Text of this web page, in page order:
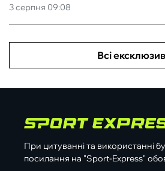
3 серпня 09:08
Всі
При цитуванні та використанні
посилання на "Sport-Express"